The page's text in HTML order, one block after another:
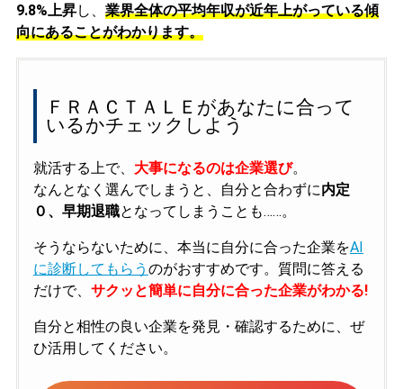
9.8%上昇し、 業界全体の平均年収が近年上がっている傾
向にあることがわかります。
ＦＲＡＣＴＡＬＥがあなたに合って
いるかチェックしよう
就活する上で、 大事になるのは企業選び。
なんとなく選んでしまうと、自分と合わずに内定
０、早期退職となってしまうことも……。
そうならないために、本当に自分に合った企業をAI
に診断してもらう のがおすすめです。質問に答える
だけで、 サクッと簡単に自分に合った企業がわかる!
自分と相性の良い企業を発見・確認するために、ぜ
ひ活用してください。